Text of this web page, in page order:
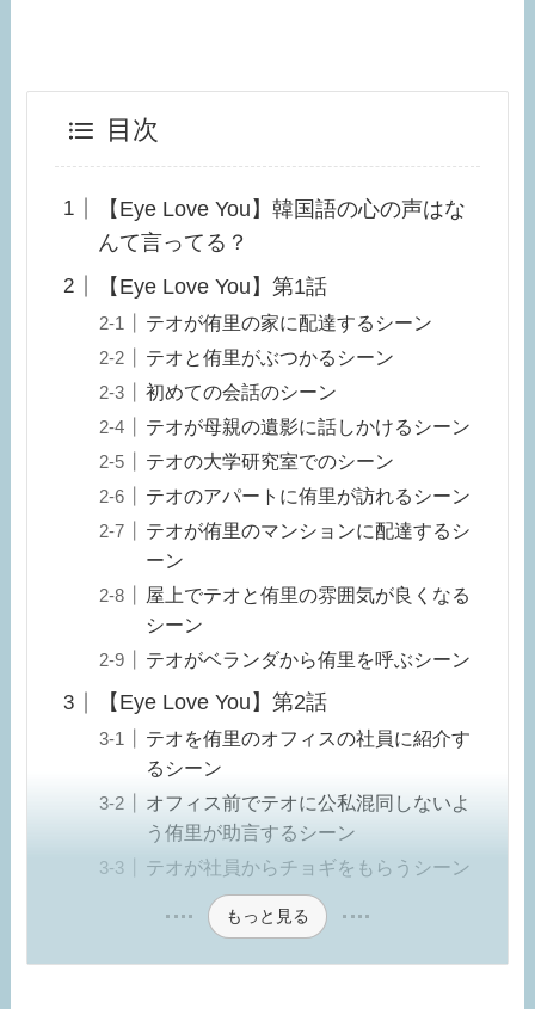
目次
【Eye Love You】韓国語の心の声はな
んて言ってる？
【Eye Love You】第1話
テオが侑里の家に配達するシーン
テオと侑里がぶつかるシーン
初めての会話のシーン
テオが母親の遺影に話しかけるシーン
テオの大学研究室でのシーン
テオのアパートに侑里が訪れるシーン
テオが侑里のマンションに配達するシ
ーン
屋上でテオと侑里の雰囲気が良くなる
シーン
テオがベランダから侑里を呼ぶシーン
【Eye Love You】第2話
テオを侑里のオフィスの社員に紹介す
るシーン
オフィス前でテオに公私混同しないよ
う侑里が助言するシーン
テオが社員からチョギをもらうシーン
もっと見る